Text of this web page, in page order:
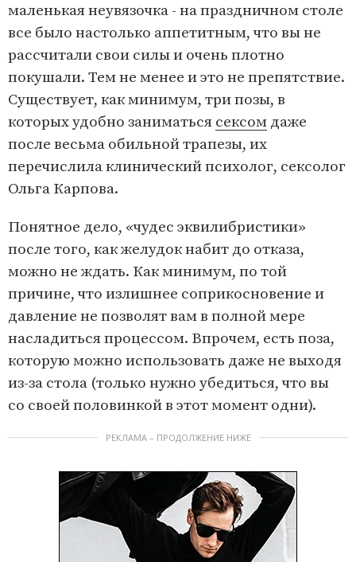
маленькая неувязочка - на праздничном столе
все было настолько аппетитным, что вы не
рассчитали свои силы и очень плотно
покушали. Тем не менее и это не препятствие.
Существует, как минимум, три позы, в
которых удобно заниматься сексом даже
после весьма обильной трапезы, их
перечислила клинический психолог, сексолог
Ольга Карпова.
Понятное дело, «чудес эквилибристики»
после того, как желудок набит до отказа,
можно не ждать. Как минимум, по той
причине, что излишнее соприкосновение и
давление не позволят вам в полной мере
насладиться процессом. Впрочем, есть поза,
которую можно использовать даже не выходя
из-за стола (только нужно убедиться, что вы
со своей половинкой в этот момент одни).
РЕКЛАМА – ПРОДОЛЖЕНИЕ НИЖЕ